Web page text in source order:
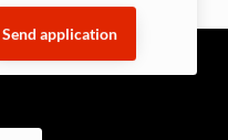
Send application